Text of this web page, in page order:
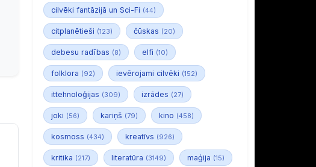
cilvēki fantāzijā un Sci-Fi (44)
citplanētieši (123) čūskas (20)
debesu radības (8) elfi (10)
folklora (92) ievērojami cilvēki (152)
ittehnoloģijas (309) izrādes (27)
joki (56) kariņš (79) kino (458)
kosmoss (434) kreatīvs (926)
kritika (217) literatūra (3149) maģija (15)